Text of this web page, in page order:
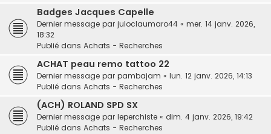
Badges Jacques Capelle
Dernier message par juloclaumaro44 « mer. 14 janv. 2026,
18:32
Publié dans Achats - Recherches
ACHAT peau remo tattoo 22
Dernier message par pambajam « lun. 12 janv. 2026, 14:13
Publié dans Achats - Recherches
(ACH) ROLAND SPD SX
Dernier message par leperchiste « dim. 4 janv. 2026, 19:42
Publié dans Achats - Recherches